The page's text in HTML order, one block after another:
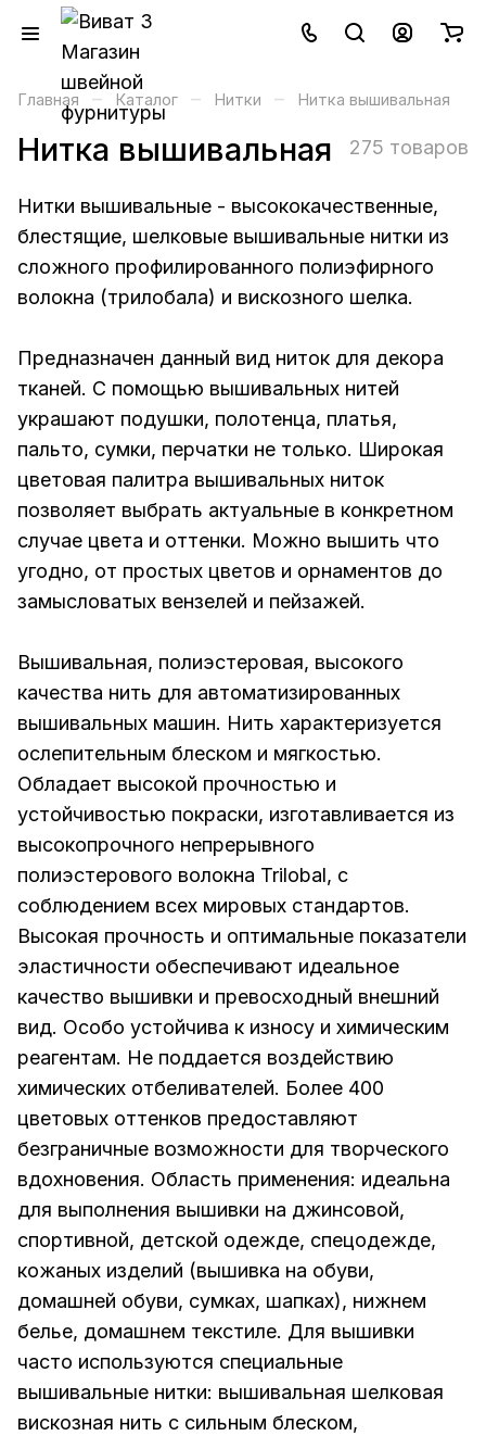
Главная – Каталог – Нитки – Нитка вышивальная
Нитка вышивальная 275 товаров
Нитки вышивальные - высококачественные,
блестящие, шелковые вышивальные нитки из
сложного профилированного полиэфирного
волокна (трилобала) и вискозного шелка.
Предназначен данный вид ниток для декора
тканей. С помощью вышивальных нитей
украшают подушки, полотенца, платья,
пальто, сумки, перчатки не только. Широкая
цветовая палитра вышивальных ниток
позволяет выбрать актуальные в конкретном
случае цвета и оттенки. Можно вышить что
угодно, от простых цветов и орнаментов до
замысловатых вензелей и пейзажей.
Вышивальная, полиэстеровая, высокого
качества нить для автоматизированных
вышивальных машин. Нить характеризуется
ослепительным блеском и мягкостью.
Обладает высокой прочностью и
устойчивостью покраски, изготавливается из
высокопрочного непрерывного
полиэстерового волокна Trilobal, с
соблюдением всех мировых стандартов.
Высокая прочность и оптимальные показатели
эластичности обеспечивают идеальное
качество вышивки и превосходный внешний
вид. Особо устойчива к износу и химическим
реагентам. Не поддается воздействию
химических отбеливателей. Более 400
цветовых оттенков предоставляют
безграничные возможности для творческого
вдохновения. Область применения: идеальна
для выполнения вышивки на джинсовой,
спортивной, детской одежде, спецодежде,
кожаных изделий (вышивка на обуви,
домашней обуви, сумках, шапках), нижнем
белье, домашнем текстиле. Для вышивки
часто используются специальные
вышивальные нитки: вышивальная шелковая
вискозная нить с сильным блеском,